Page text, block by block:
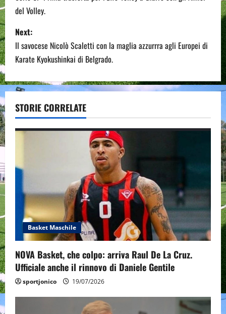
s
t
n
a
v
i
a
n
del Volley.
Next:
Il savocese Nicolò Scaletti con la maglia azzurrra agli Europei di
Karate Kyokushinkai di Belgrado.
STORIE CORRELATE
Basket Maschile
NOVA Basket, che colpo: arriva Raul De La Cruz.
Ufficiale anche il rinnovo di Daniele Gentile
sportjonico 19/07/2026